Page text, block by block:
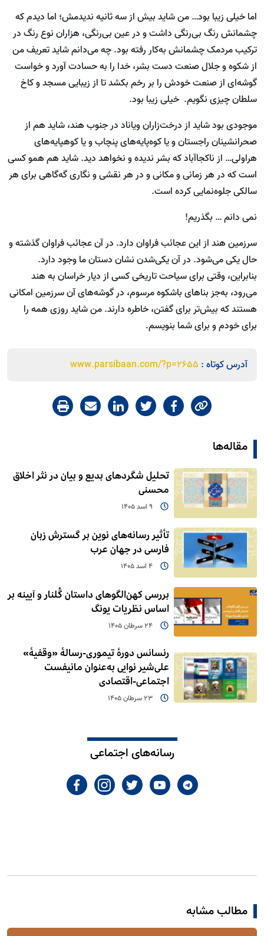
اما خیلی زیبا بود… من شاید بیش از سه ثانیه ندیدمش؛ اما دیدم که
چشمانش رنگ بی‌رنگی داشت و در عین بی‌رنگی، هزاران نوع رنگ در
ترکیب مردمک چشمانش به‌کار رفته بود. چه می‌دانم شاید تعریف من
از شکوه و جلال صنعت دست بشر، خدا را به حسادت آورد و خواست
گوشه‌ای از صنعت خودش را بر رخم بکشد تا از زیبایی مسجد و کاخ
سلطان چیزی نگویم. خیلی زیبا بود.
موجودی بود شاید از درخت‌زاران ویاناد در جنوب هند، شاید هم از
صحرانشینان راجستان و یا کوه‌پایه‌های پنچاب و یا کوه­پایه‌های
هراولی… از ناکجاآباد که بشر ندیده و نخواهد دید. شاید هم همو کسی
است که در هر زمانی و مکانی و در هر نقشی و نگاری گه‌گاهی برای هر
سالکی جلوه‌نمایی کرده است.
نمی دانم … بگذریم!
سرزمین هند از این عجائب فراوان دارد. در آن عجائب فراوان گذشته و
حال یکی می‌شود. در آن یکی‌شدن نشان دستان ما وجود دارد.
بنابراین، وقتی برای سیاحت تاریخی کسی از دیار خراسان به هند
می‌رود، به‌جز بناهای باشکوه مرسوم، در گوشه‌های آن سرزمین امکانی
هستند که بیش‌تر برای گفتن، خاطره دارند. من شاید روزی همه را
برای خودم و برای شما بنویسم.
آدرس کوتاه : www.parsibaan.com/?p=2655
مقاله‌ها
تحلیل شگردهای بدیع و بیان در نثر اخلاق
محسنی
9 اسد 1405
تأثیر رسانه‌های نوین بر گسترش زبان
فارسی در جهان عرب
4 اسد 1405
بررسی کهن‌الگوهای داستان گُلنار و آیینه بر
اساس نظریات یونگ
24 سرطان 1405
رنسانس دورۀ تیموری-رسالۀ «وقفیۀ»
علی‌شیر نوایی به‌عنوان مانیفست
اجتماعی-اقتصادی
23 سرطان 1405
رسانه‌های اجتماعی
مطالب مشابه